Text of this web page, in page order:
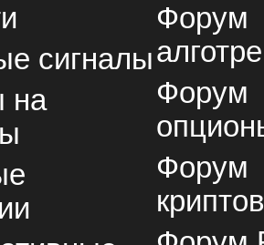
сигналы
на
Форум
Форум
Форум